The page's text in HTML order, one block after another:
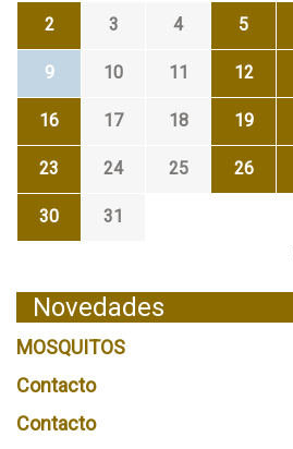
2 3 4 5
9 10 11 12
16 17 18 19
23 24 25 26
30
31
Novedades
MOSQUITOS
Contacto
Contacto